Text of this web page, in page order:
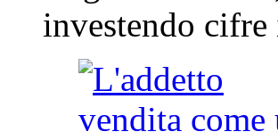
investendo